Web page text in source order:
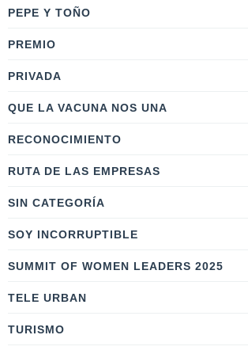
PEPE Y TOÑO
PREMIO
PRIVADA
QUE LA VACUNA NOS UNA
RECONOCIMIENTO
RUTA DE LAS EMPRESAS
SIN CATEGORÍA
SOY INCORRUPTIBLE
SUMMIT OF WOMEN LEADERS 2025
TELE URBAN
TURISMO